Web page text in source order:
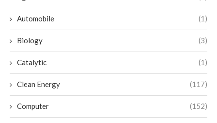
Automobile (1)
Biology (3)
Catalytic (1)
Clean Energy (117)
Computer (152)